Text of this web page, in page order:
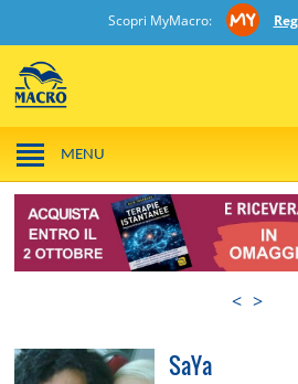
Scopri MyMacro:
MENU
< >
SaYa